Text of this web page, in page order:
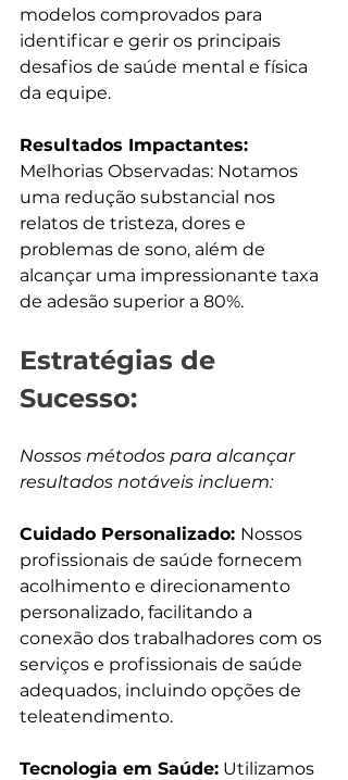
modelos comprovados para
identificar e gerir os principais
desafios de saúde mental e física
da equipe.
Resultados Impactantes:
Melhorias Observadas: Notamos
uma redução substancial nos
relatos de tristeza, dores e
problemas de sono, além de
alcançar uma impressionante taxa
de adesão superior a 80%.
Estratégias de
Sucesso:
Nossos métodos para alcançar
resultados notáveis incluem:
Cuidado Personalizado: Nossos
profissionais de saúde fornecem
acolhimento e direcionamento
personalizado, facilitando a
conexão dos trabalhadores com os
serviços e profissionais de saúde
adequados, incluindo opções de
teleatendimento.
Tecnologia em Saúde: Utilizamos